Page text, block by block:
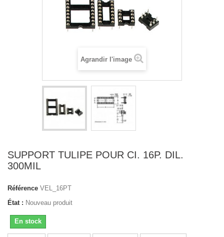
Agrandir l'image
SUPPORT TULIPE POUR CI. 16P. DIL.
300MIL
Référence VEL_16PT
État : Nouveau produit
En stock